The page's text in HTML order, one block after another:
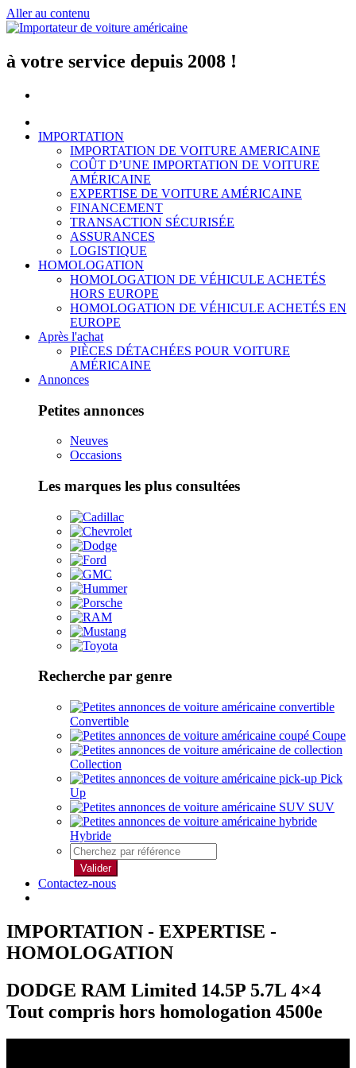
Aller au contenu
à votre service depuis 2008 !
IMPORTATION
IMPORTATION DE VOITURE AMERICAINE
COÛT D’UNE IMPORTATION DE VOITURE
AMÉRICAINE
EXPERTISE DE VOITURE AMÉRICAINE
FINANCEMENT
TRANSACTION SÉCURISÉE
ASSURANCES
LOGISTIQUE
HOMOLOGATION
HOMOLOGATION DE VÉHICULE ACHETÉS
HORS EUROPE
HOMOLOGATION DE VÉHICULE ACHETÉS EN
EUROPE
Après l'achat
PIÈCES DÉTACHÉES POUR VOITURE
AMÉRICAINE
Annonces
Petites annonces
Neuves
Occasions
Les marques les plus consultées
Recherche par genre
Convertible
Coupe
Collection
Pick
Up
SUV
Hybride
Valider
Contactez-nous
IMPORTATION - EXPERTISE -
HOMOLOGATION
DODGE RAM Limited 14.5P 5.7L 4×4
Tout compris hors homologation 4500e